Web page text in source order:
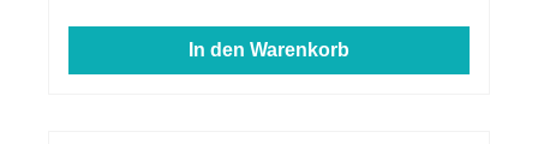
In den Warenkorb